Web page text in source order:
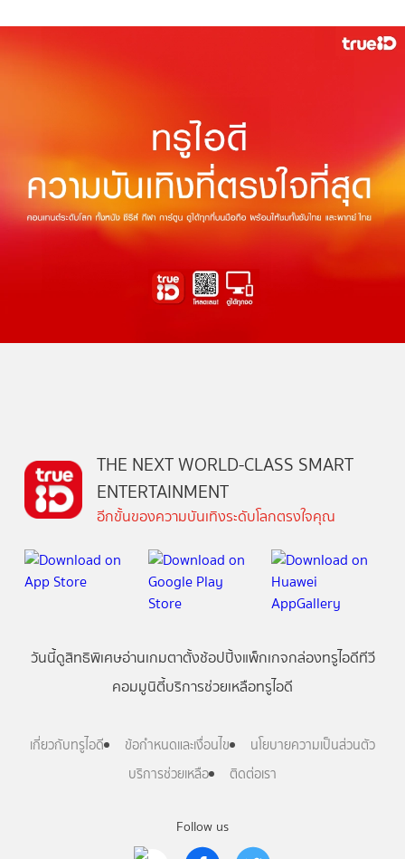
Follow us
THE NEXT WORLD-CLASS SMART
ENTERTAINMENT
อีกขั้นของความบันเทิงระดับโลกตรงใจคุณ
วันนี้ดูสิทธิพิเศษอ่านเกมตาตั้งช้อปปิ้งแพ็กเกจกล่องทรูไอดีทีวี
คอมมูนิตี้บริการช่วยเหลือทรูไอดี
เกี่ยวกับทรูไอดี ข้อกำหนดและเงื่อนไข
นโยบายความเป็นส่วนตัว
บริการช่วยเหลือ
ติดต่อเรา